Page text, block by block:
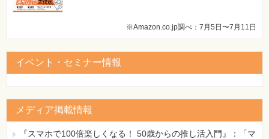
[正]
352ページ 一夜漬け○×ドリル「3 電気に関する基礎知識」 問
端子の電流は、一次側の電圧の10倍となる。
[正]
端子の電流は、一次側の電流の10倍となる。
※Amazon.co.jp調べ：7月5日〜7月11日
イベント・セミナー情報
メディア掲載情報
『スマホで100倍楽しくなる！ 50歳からの推し活入門』：「マ